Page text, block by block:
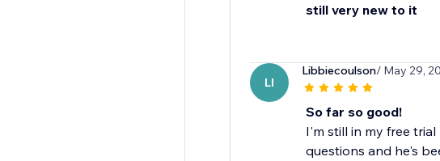
still very new to it
LI
Libbiecoulson/ May 29,
So far so good!
I'm still in my free
questions and he's